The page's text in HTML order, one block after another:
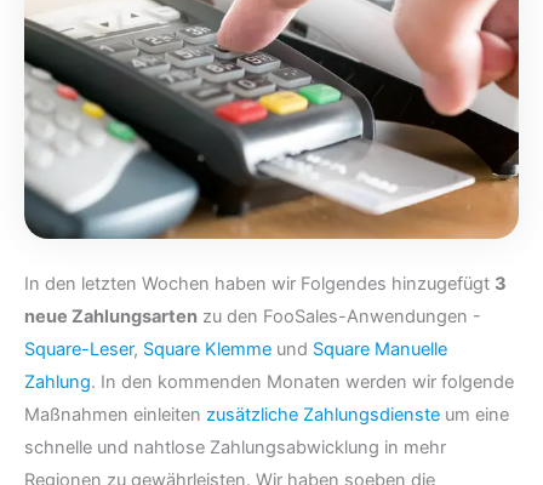
In den letzten Wochen haben wir Folgendes hinzugefügt 3
neue Zahlungsarten zu den FooSales-Anwendungen -
Square-Leser, Square Klemme und Square Manuelle
Zahlung. In den kommenden Monaten werden wir folgende
Maßnahmen einleiten zusätzliche Zahlungsdienste um eine
schnelle und nahtlose Zahlungsabwicklung in mehr
Regionen zu gewährleisten. Wir haben soeben die